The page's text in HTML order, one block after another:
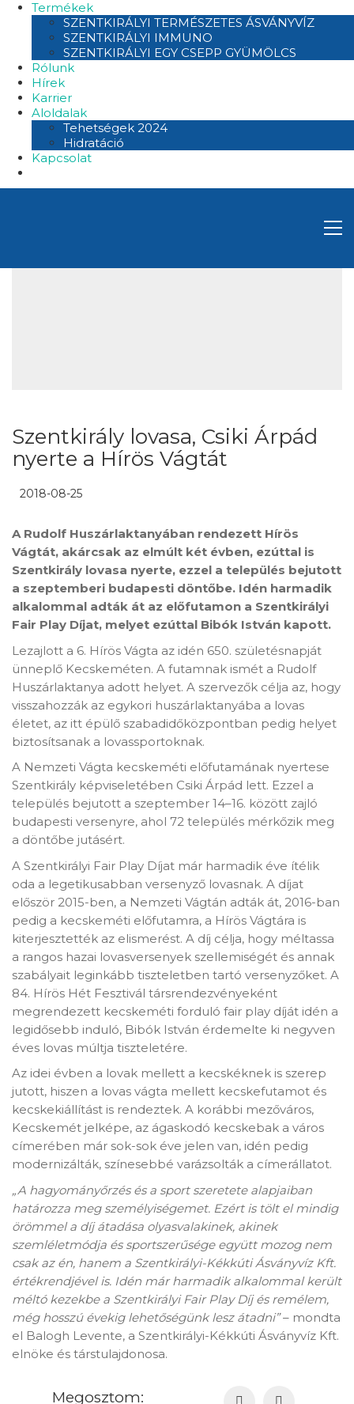
Termékek
SZENTKIRÁLYI TERMÉSZETES ÁSVÁNYVÍZ
SZENTKIRÁLYI IMMUNO
SZENTKIRÁLYI EGY CSEPP GYÜMÖLCS
Rólunk
Hírek
Karrier
Aloldalak
Tehetségek 2024
Hidratáció
Kapcsolat
Szentkirály lovasa, Csiki Árpád
nyerte a Hírös Vágtát
2018-08-25
A Rudolf Huszárlaktanyában rendezett Hírös
Vágtát, akárcsak az elmúlt két évben, ezúttal is
Szentkirály lovasa nyerte, ezzel a település bejutott
a szeptemberi budapesti döntőbe. Idén harmadik
alkalommal adták át az előfutamon a Szentkirályi
Fair Play Díjat, melyet ezúttal Bibók István kapott.
Lezajlott a 6. Hírös Vágta az idén 650. születésnapját
ünneplő Kecskeméten. A futamnak ismét a Rudolf
Huszárlaktanya adott helyet. A szervezők célja az, hogy
visszahozzák az egykori huszárlaktanyába a lovas
életet, az itt épülő szabadidőközpontban pedig helyet
biztosítsanak a lovassportoknak.
A Nemzeti Vágta kecskeméti előfutamának nyertese
Szentkirály képviseletében Csiki Árpád lett. Ezzel a
település bejutott a szeptember 14–16. között zajló
budapesti versenyre, ahol 72 település mérkőzik meg
a döntőbe jutásért.
A Szentkirályi Fair Play Díjat már harmadik éve ítélik
oda a legetikusabban versenyző lovasnak. A díjat
először 2015-ben, a Nemzeti Vágtán adták át, 2016-ban
pedig a kecskeméti előfutamra, a Hírös Vágtára is
kiterjesztették az elismerést. A díj célja, hogy méltassa
a rangos hazai lovasversenyek szellemiségét és annak
szabályait leginkább tiszteletben tartó versenyzőket. A
84. Hírös Hét Fesztivál társrendezvényeként
megrendezett kecskeméti forduló fair play díját idén a
legidősebb induló, Bibók István érdemelte ki negyven
éves lovas múltja tiszteletére.
Az idei évben a lovak mellett a kecskéknek is szerep
jutott, hiszen a lovas vágta mellett kecskefutamot és
kecskekiállítást is rendeztek. A korábbi mezőváros,
Kecskemét jelképe, az ágaskodó kecskebak a város
címerében már sok-sok éve jelen van, idén pedig
modernizálták, színesebbé varázsolták a címerállatot.
„A hagyományőrzés és a sport szeretete alapjaiban
határozza meg személyiségemet. Ezért is tölt el mindig
örömmel a díj átadása olyasvalakinek, akinek
szemléletmódja és sportszerűsége együtt mozog nem
csak az én, hanem a Szentkirályi-Kékkúti Ásványvíz Kft.
értékrendjével is. Idén már harmadik alkalommal került
méltó kezekbe a Szentkirályi Fair Play Díj és remélem,
még hosszú évekig lehetőségünk lesz átadni”– mondta
el Balogh Levente, a Szentkirályi-Kékkúti Ásványvíz Kft.
elnöke és társtulajdonosa.
Megosztom: